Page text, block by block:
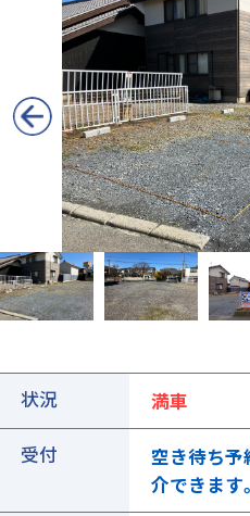
状況 満車
受付
空き待ち予
介できます。
解約
車
ご契約中の駐車
①ご契約中の駐車場の